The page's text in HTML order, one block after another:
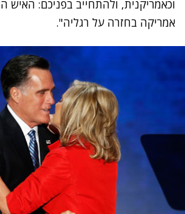
וכאמריקנית, ולהתחייב בפניכם: האיש
אמריקה בחזרה על רגליה".